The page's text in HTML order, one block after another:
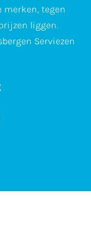
tegen
liggen.
Serviezen